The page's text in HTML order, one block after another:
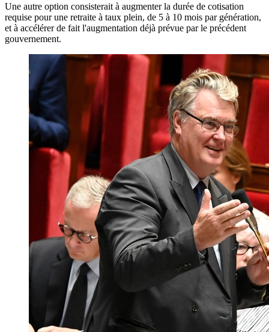
Une autre option consisterait à augmenter la durée de cotisation
requise pour une retraite à taux plein, de 5 à 10 mois par génération,
et à accélérer de fait l'augmentation déjà prévue par le précédent
gouvernement.